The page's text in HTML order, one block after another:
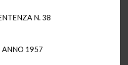
N. 38
ANNO 1957